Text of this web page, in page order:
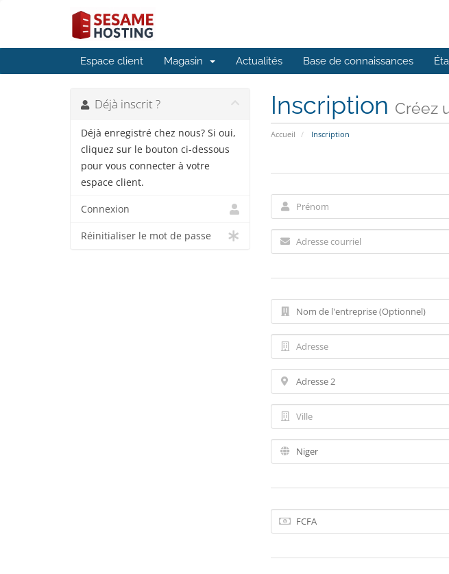
Espace client Magasin Actualités Base de connaissances
Inscription Créez
Accueil Inscription
Déjà inscrit ?
Déjà enregistré chez nous? Si oui,
cliquez sur le bouton ci-dessous
pour vous connecter à votre
espace client.
Connexion
Réinitialiser le mot de passe